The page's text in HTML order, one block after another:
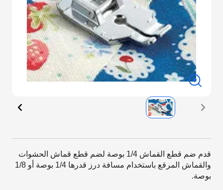
قدم ضم قطع القماش 1/4 بوصة لضم قطع قماش الحشوات
والقماش المرقع باستخدام مسافة درز قدرها 1/4 بوصة أو 1/8
بوصة.